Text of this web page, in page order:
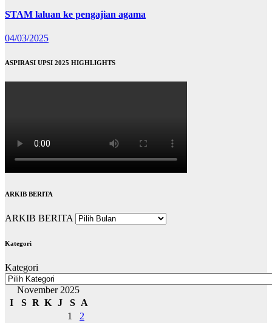
STAM laluan ke pengajian agama
04/03/2025
ASPIRASI UPSI 2025 HIGHLIGHTS
ARKIB BERITA
ARKIB BERITA
Kategori
Kategori
November 2025
I
S R K J S
A
1
2